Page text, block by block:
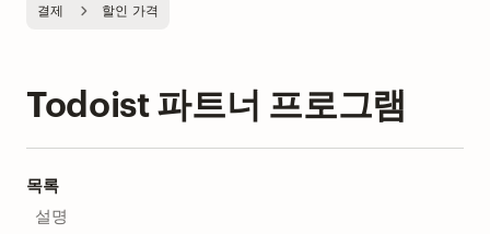
결제 할인 가격
Todoist 파트너 프로그램
목록
설명